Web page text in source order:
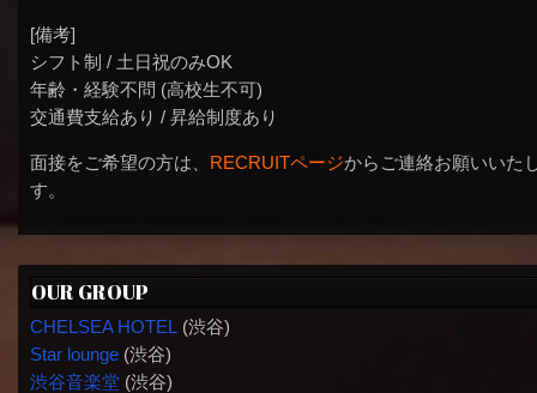
[備考]
シフト制 / 土日祝のみOK
年齢・経験不問 (高校生不可)
交通費支給あり / 昇給制度あり
面接をご希望の方は、 RECRUITページからご連絡お願いいた
す。
OUR GROUP
CHELSEA HOTEL (渋谷)
Star lounge(渋谷)
渋谷音楽堂(渋谷)